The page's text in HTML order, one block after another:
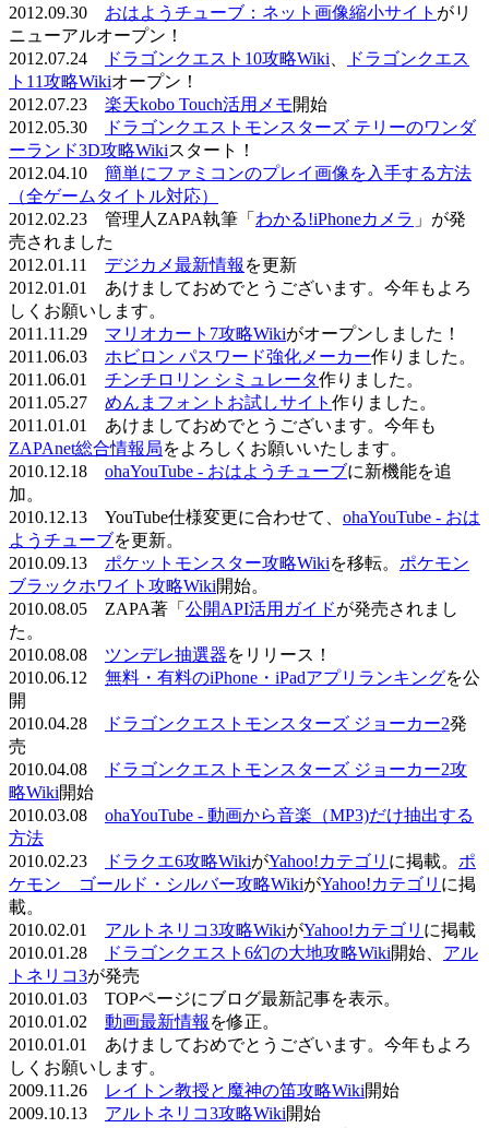
2012.09.30 おはようチューブ：ネット画像縮小サイト がリ
ニューアルオープン！
2012.07.24
ドラゴンクエスト10攻略Wiki
ドラゴンクエス
ト11攻略Wikiオープン！
2012.07.23 楽天kobo Touch活用メモ開始
2012.05.30
ドラゴンクエストモンスターズ テリーのワンダ
ーランド3D攻略Wikiスタート！
2012.04.10 簡単にファミコンのプレイ画像を入手する方法
（全ゲームタイトル対応）
2012.02.23 管理人ZAPA執筆「 わかる!iPhoneカメラ 」が発
売されました
2012.01.11 デジカメ最新情報 を更新
2012.01.01 あけましておめでとうございます。今年もよろ
しくお願いします。
2011.11.29 マリオカート7攻略Wikiがオープンしました！
2011.06.03 ホビロン パスワード強化メーカー作りました。
2011.06.01 チンチロリン シミュレータ作りました。
2011.05.27 めんまフォントお試しサイト 作りました。
2011.01.01 あけましておめでとうございます。今年も
ZAPAnet総合情報局をよろしくお願いいたします。
2010.12.18 ohaYouTube - おはようチューブに新機能を追
加。
2010.12.13 YouTube仕様変更に合わせて、 ohaYouTube - おは
ようチューブを更新。
2010.09.13 ポケットモンスター攻略Wikiを移転。 ポケモン
ブラックホワイト攻略Wiki開始。
2010.08.05 ZAPA著「 公開API活用ガイドが発売されまし
た。
2010.08.08 ツンデレ抽選器をリリース！
2010.06.12 無料・有料のiPhone・iPadアプリランキングを公
開
2010.04.28
ドラゴンクエストモンスターズ ジョーカー2発
売
2010.04.08
ドラゴンクエストモンスターズ ジョーカー2攻
略Wiki開始
2010.03.08 ohaYouTube - 動画から音楽（MP3)だけ抽出する
方法
2010.02.23
ドラクエ6攻略WikiがYahoo!カテゴリ に掲載。 ポ
ケモン ゴールド・シルバー攻略WikiがYahoo!カテゴリ に掲
載。
2010.02.01 アルトネリコ3攻略WikiがYahoo!カテゴリ に掲載
2010.01.28
ドラゴンクエスト6幻の大地攻略Wiki開始、 アル
トネリコ3が発売
2010.01.03 TOPページにブログ最新記事を表示。
2010.01.02 動画最新情報 を修正。
2010.01.01 あけましておめでとうございます。今年もよろ
しくお願いします。
2009.11.26
レイトン教授と魔神の笛攻略Wiki開始
2009.10.13 アルトネリコ3攻略Wiki開始